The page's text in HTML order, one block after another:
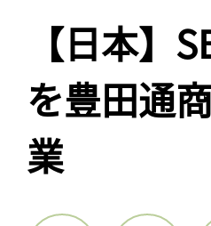
【日本】
を豊田通
業